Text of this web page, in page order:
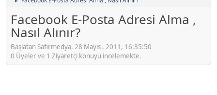
Facebook E-Posta Adresi Alma ,
Nasıl Alınır?
Başlatan Safirmedya, 28 Mayıs , 2011, 16:35:50
0 Üyeler ve 1 Ziyaretçi konuyu incelemekte.